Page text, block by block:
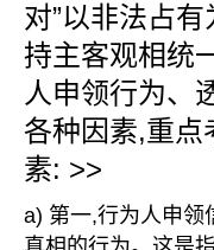
对”以非法占
持主客观相统
人申领行为、
各种因素,重点
素: >>
a) 第一,行为人申领